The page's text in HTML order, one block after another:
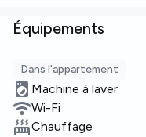
Équipements
Dans l'appartement
Machine à laver
Wi-Fi
Chauffage